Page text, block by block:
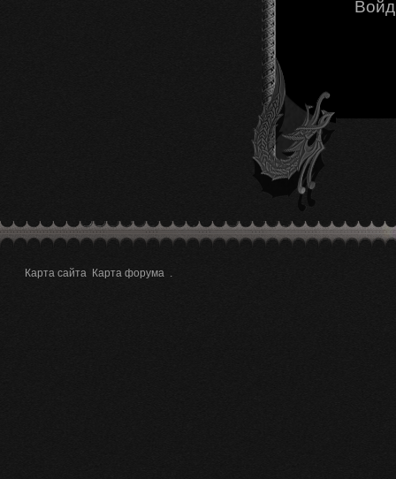
Карта сайта Карта форума